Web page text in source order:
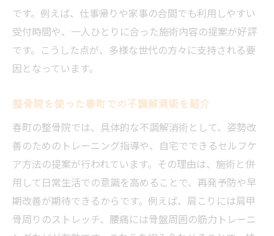
です。例えば、仕事帰りや家事の合間でも利用しやすい
受付時間や、一人ひとりに合った施術内容の提案が好評
です。こうした点が、多様な世代の方々に支持される要
因となっています。
整骨院を使った春町での不調解消術を紹介
春町の整骨院では、具体的な不調解消術として、姿勢改
善のためのトレーニング指導や、自宅でできるセルフケ
ア方法の提案が行われています。その理由は、施術と併
用して日常生活での意識を高めることで、再発予防や早
期改善が期待できるからです。例えば、肩こりには肩甲
骨周りのストレッチ、腰痛には骨盤周囲の筋力トレーニ